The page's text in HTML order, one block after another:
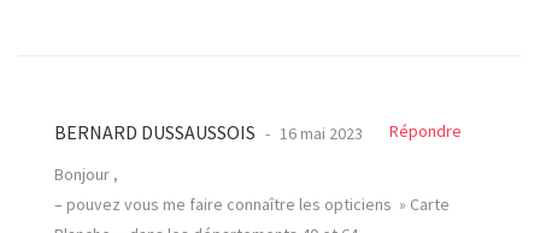
BERNARD DUSSAUSSOIS 16 mai 2023
Répondre
Bonjour ,
– pouvez vous me faire connaître les opticiens » Carte